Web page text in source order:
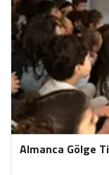
Almanca Gölge